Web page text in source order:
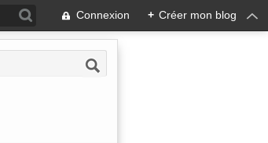
Connexion + Créer mon blog